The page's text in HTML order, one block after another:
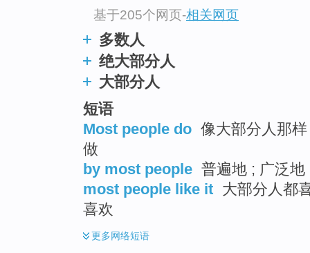
基于205个网页-相关网页
多数人
绝大部分人
大部分人
短语
Most people do 像大部分人那
做
by most people 普遍地 ; 广泛地
most people like it 大部分人都
喜欢
更多网络短语